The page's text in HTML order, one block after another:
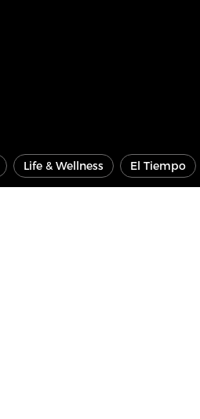
Life & Wellness El Tiempo